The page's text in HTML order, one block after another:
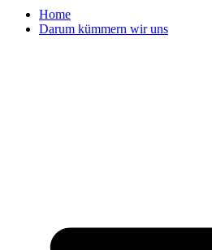
Home
Darum kümmern wir uns